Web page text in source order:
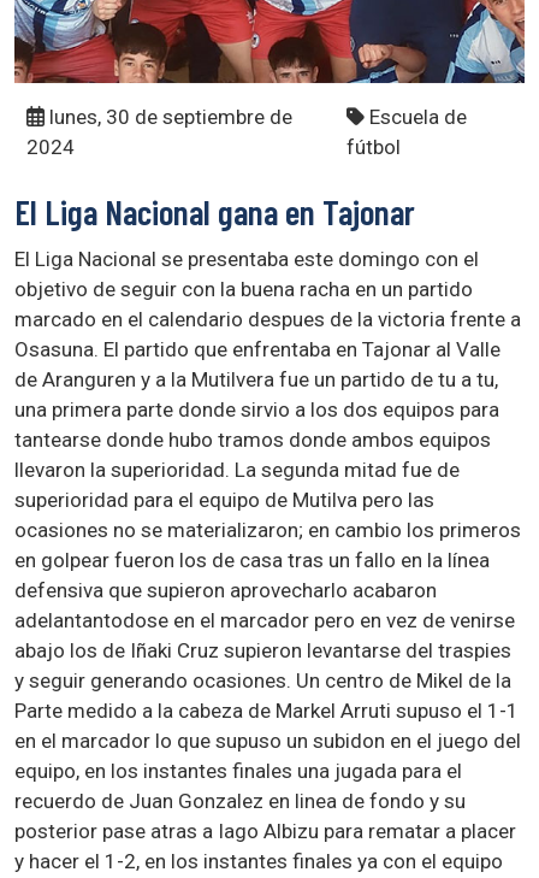
lunes, 30 de septiembre de
2024
Escuela de
fútbol
El Liga Nacional gana en Tajonar
El Liga Nacional se presentaba este domingo con el
objetivo de seguir con la buena racha en un partido
marcado en el calendario despues de la victoria frente a
Osasuna. El partido que enfrentaba en Tajonar al Valle
de Aranguren y a la Mutilvera fue un partido de tu a tu,
una primera parte donde sirvio a los dos equipos para
tantearse donde hubo tramos donde ambos equipos
llevaron la superioridad. La segunda mitad fue de
superioridad para el equipo de Mutilva pero las
ocasiones no se materializaron; en cambio los primeros
en golpear fueron los de casa tras un fallo en la línea
defensiva que supieron aprovecharlo acabaron
adelantantodose en el marcador pero en vez de venirse
abajo los de Iñaki Cruz supieron levantarse del traspies
y seguir generando ocasiones. Un centro de Mikel de la
Parte medido a la cabeza de Markel Arruti supuso el 1-1
en el marcador lo que supuso un subidon en el juego del
equipo, en los instantes finales una jugada para el
recuerdo de Juan Gonzalez en linea de fondo y su
posterior pase atras a Iago Albizu para rematar a placer
y hacer el 1-2, en los instantes finales ya con el equipo